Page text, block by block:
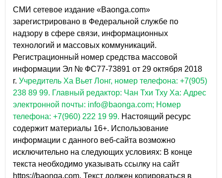
СМИ сетевое издание «Baonga.com»
зарегистрировано в Федеральной службе по
надзору в сфере связи, информационных
технологий и массовых коммуникаций.
Регистрационный номер средства массовой
информации Эл № ФС77-73891 от 29 октября 2018
г. Учредитель Ха Вьет Лонг, номер телефона: +7(905)
238 89 99. Главный редактор: Чан Тхи Тху Ха: Адрес
электронной почты: info@baonga.com; Номер
телефона: +7(960) 222 19 99. Настоящий ресурс
содержит материалы 16+. Использование
информации с данного веб-сайта возможно
исключительно на следующих условиях: В конце
текста необходимо указывать ссылку на сайт
https://baonga.com. Текст должен копироваться в